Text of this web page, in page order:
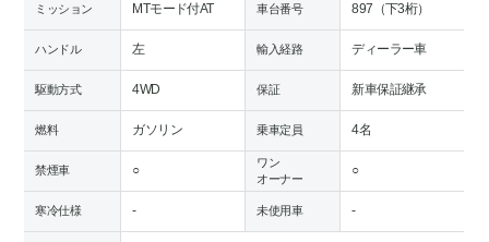
ミッション MTモード付AT 車台番号 897（下3桁）
ハンドル 左 輸入経路 ディーラー車
駆動方式 4WD 保証 新車保証継承
燃料 ガソリン 乗車定員 4名
禁煙車 ○
ワン
オーナー
○
寒冷仕様 - 未使用車 -